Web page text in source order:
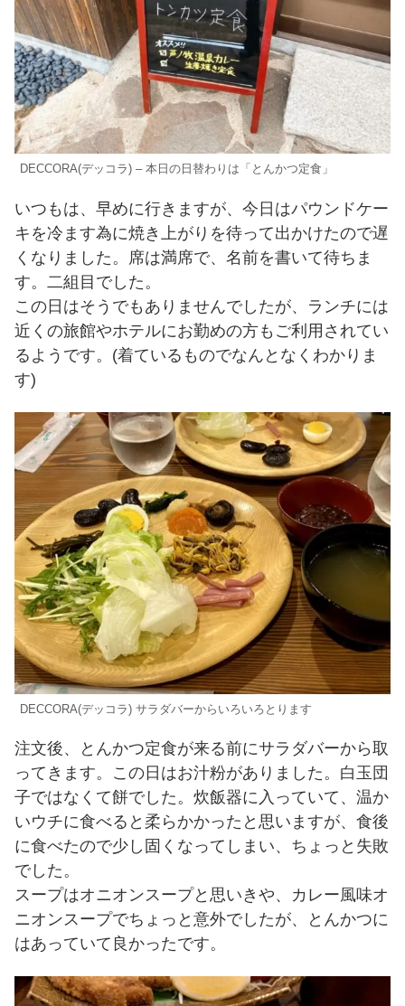
DECCORA(デッコラ) – 本日の日替わりは「とんかつ定食」
いつもは、早めに行きますが、今日はパウンドケー
キを冷ます為に焼き上がりを待って出かけたので遅
くなりました。席は満席で、名前を書いて待ちま
す。二組目でした。
この日はそうでもありませんでしたが、ランチには
近くの旅館やホテルにお勤めの方もご利用されてい
るようです。(着ているものでなんとなくわかりま
す)
DECCORA(デッコラ) サラダバーからいろいろとります
注文後、とんかつ定食が来る前にサラダバーから取
ってきます。この日はお汁粉がありました。白玉団
子ではなくて餅でした。炊飯器に入っていて、温か
いウチに食べると柔らかかったと思いますが、食後
に食べたので少し固くなってしまい、ちょっと失敗
でした。
スープはオニオンスープと思いきや、カレー風味オ
ニオンスープでちょっと意外でしたが、とんかつに
はあっていて良かったです。